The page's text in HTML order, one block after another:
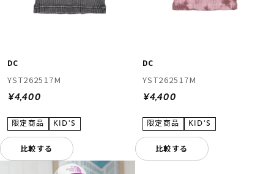
DC
YST262517M
¥4,400
比較する
DC
YST262517M
¥4,400
比較する